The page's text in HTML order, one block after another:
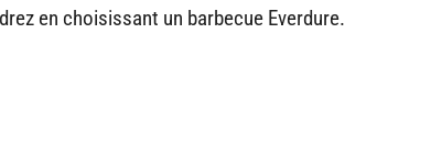
en choisissant un barbecue Everdure.